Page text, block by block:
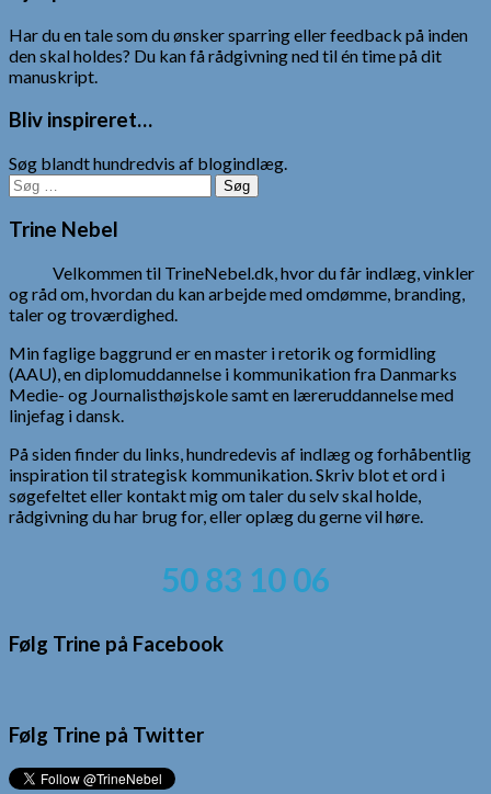
Har du en tale som du ønsker sparring eller feedback på inden
den skal holdes? Du kan få rådgivning ned til én time på dit
manuskript.
Bliv inspireret…
Søg blandt hundredvis af blogindlæg.
Søg
efter:
Trine Nebel
Velkommen til TrineNebel.dk, hvor du får indlæg, vinkler
og råd om, hvordan du kan arbejde med omdømme, branding,
taler og troværdighed.
Min faglige baggrund er en master i retorik og formidling
(AAU), en diplomuddannelse i kommunikation fra Danmarks
Medie- og Journalisthøjskole samt en læreruddannelse med
linjefag i dansk.
På siden finder du links, hundredevis af indlæg og forhåbentlig
inspiration til strategisk kommunikation. Skriv blot et ord i
søgefeltet eller kontakt mig om taler du selv skal holde,
rådgivning du har brug for, eller oplæg du gerne vil høre.
50 83 10 06
Følg Trine på Facebook
Følg Trine på Twitter